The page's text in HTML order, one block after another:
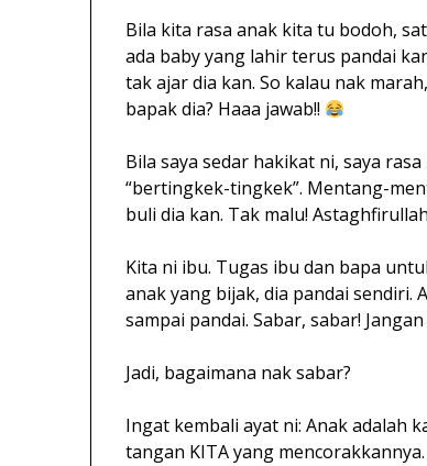
Bila kita rasa anak kita tu bodoh,
ada baby yang lahir terus pandai
tak ajar dia kan. So kalau nak
bapak dia? Haaa jawab!!
Bila saya sedar hakikat ni, saya
“bertingkek-tingkek”. Mentang-
buli dia kan. Tak malu!
Kita ni ibu. Tugas ibu dan bapa
anak yang bijak, dia pandai sendiri.
sampai pandai. Sabar, sabar!
Jadi, bagaimana nak sabar?
Ingat kembali ayat ni: Anak adalah
tangan KITA yang mencorakkannya.